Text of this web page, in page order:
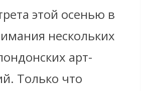
этой осенью в
нескольких
арт-
Только что